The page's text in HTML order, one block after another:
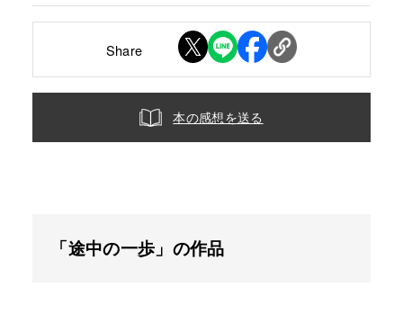
Share
本の感想を送る
「途中の一歩」の作品